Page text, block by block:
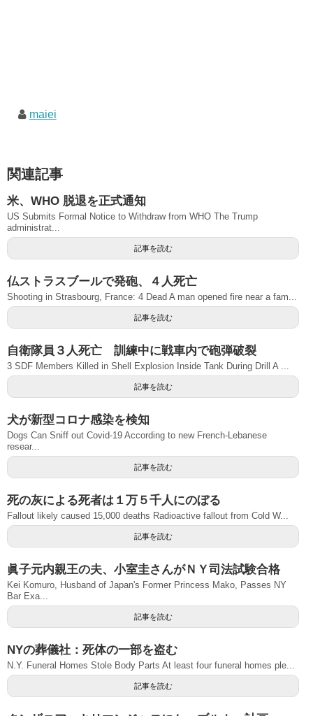
maiei
関連記事
米、WHO 脱退を正式通知
US Submits Formal Notice to Withdraw from WHO The Trump
administrat...
記事を読む
仏ストラスブールで発砲、４人死亡
Shooting in Strasbourg, France: 4 Dead A man opened fire near a fam...
記事を読む
自衛隊員３人死亡 訓練中に戦車内で砲弾破裂
3 SDF Members Killed in Shell Explosion Inside Tank During Drill A ...
記事を読む
犬が新型コロナ感染を検知
Dogs Can Sniff out Covid-19 According to new French-Lebanese
resear...
記事を読む
死の灰による死者は１万５千人にのぼる
Fallout likely caused 15,000 deaths Radioactive fallout from Cold W...
記事を読む
眞子元内親王の夫、小室圭さんがＮＹ司法試験合格
Kei Komuro, Husband of Japan's Former Princess Mako, Passes NY
Bar Exa...
記事を読む
NYの葬儀社：死体の一部を盗む
N.Y. Funeral Homes Stole Body Parts At least four funeral homes ple...
記事を読む